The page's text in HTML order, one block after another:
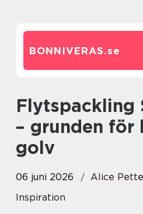
BONNIVERAS.se
Flytspackling Stockholm
– grunden för
golv
06 juni 2026
Alice
Inspiration